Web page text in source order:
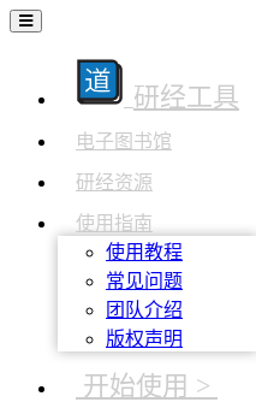
研经工具
电子图书馆
研经资源
使用指南
使用教程
常见问题
团队介绍
版权声明
开始使用 >